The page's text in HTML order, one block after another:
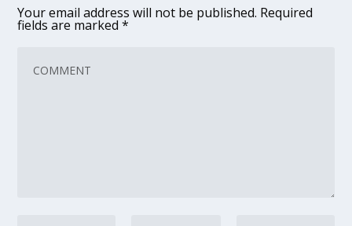
Your email address will not be published. Required
fields are marked*